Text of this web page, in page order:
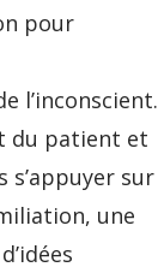
pour
l’inconscient.
du patient et
s’appuyer sur
une